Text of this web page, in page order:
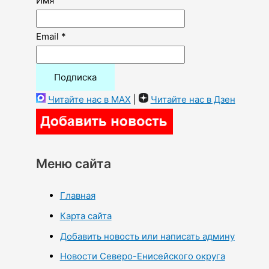
Email *
Читайте нас в MAX Читайте нас в Дзен
Меню сайта
Главная
Карта сайта
Добавить новость или написать админу
Новости Северо-Енисейского округа